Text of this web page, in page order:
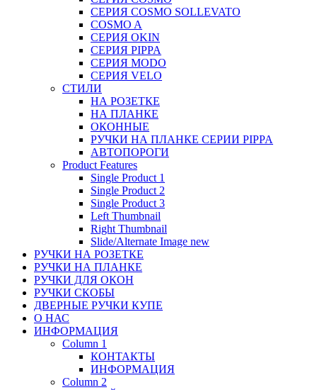
СЕРИЯ COSMO SOLLEVATO
COSMO A
СЕРИЯ OKIN
СЕРИЯ PIPPA
СЕРИЯ MODO
СЕРИЯ VELO
СТИЛИ
НА РОЗЕТКЕ
НА ПЛАНКЕ
ОКОННЫЕ
РУЧКИ НА ПЛАНКЕ СЕРИИ PIPPA
АВТОПОРОГИ
Product Features
Single Product 1
Single Product 2
Single Product 3
Left Thumbnail
Right Thumbnail
Slide/Alternate Image new
РУЧКИ НА РОЗЕТКЕ
РУЧКИ НА ПЛАНКЕ
РУЧКИ ДЛЯ ОКОН
РУЧКИ СКОБЫ
ДВЕРНЫЕ РУЧКИ КУПЕ
О НАС
ИНФОРМАЦИЯ
Column 1
КОНТАКТЫ
ИНФОРМАЦИЯ
Column 2